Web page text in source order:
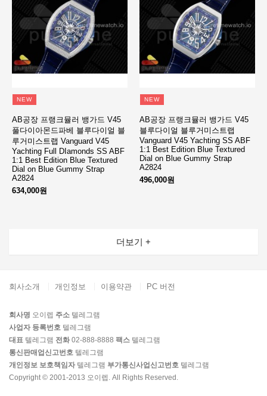
NEW
AB공장 프랭크뮬러 뱅가드 V45
풀다이아몬드파베 블루다이얼 블
루거미스트랩 Vanguard V45
Yachting Full DIamonds SS ABF
1:1 Best Edition Blue Textured
Dial on Blue Gummy Strap
A2824
634,000원
NEW
AB공장 프랭크뮬러 뱅가드 V45
블루다이얼 블루거미스트랩
Vanguard V45 Yachting SS ABF
1:1 Best Edition Blue Textured
Dial on Blue Gummy Strap
A2824
496,000원
더보기 +
회사소개 개인정보 이용약관 PC 버전
회사명 오이렙 주소 텔레그램
사업자 등록번호 텔레그램
대표 텔레그램 전화 02-888-8888 팩스 텔레그램
통신판매업신고번호 텔레그램
개인정보 보호책임자 텔레그램 부가통신사업신고번호 텔레그램
Copyright © 2001-2013 오이렙. All Rights Reserved.